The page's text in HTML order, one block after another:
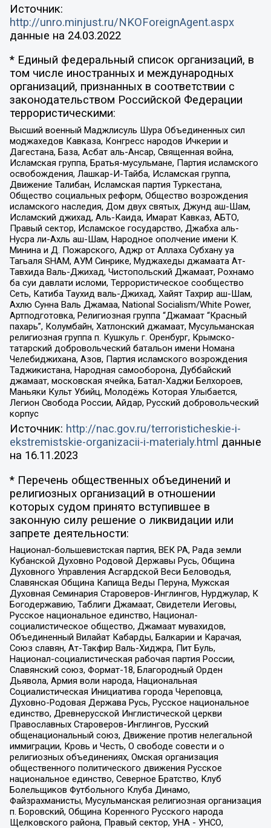
Источник:
http://unro.minjust.ru/NKOForeignAgent.aspx
данные на 24.03.2022
* Единый федеральный список организаций, в
том числе иностранных и международных
организаций, признанных в соответствии с
законодательством Российской Федерации
террористическими:
Высший военный Маджлисуль Шура Объединенных сил
моджахедов Кавказа, Конгресс народов Ичкерии и
Дагестана, База, Асбат аль-Ансар, Священная война,
Исламская группа, Братья-мусульмане, Партия исламского
освобождения, Лашкар-И-Тайба, Исламская группа,
Движение Талибан, Исламская партия Туркестана,
Общество социальных реформ, Общество возрождения
исламского наследия, Дом двух святых, Джунд аш-Шам,
Исламский джихад, Аль-Каида, Имарат Кавказ, АБТО,
Правый сектор, Исламское государство, Джабха аль-
Нусра ли-Ахль аш-Шам, Народное ополчение имени К.
Минина и Д. Пожарского, Аджр от Аллаха Субхану уа
Тагьаля SHAM, АУМ Синрике, Муджахеды джамаата Ат-
Тавхида Валь-Джихад, Чистопольский Джамаат, Рохнамо
ба суи давлати исломи, Террористическое сообщество
Сеть, Катиба Таухид валь-Джихад, Хайят Тахрир аш-Шам,
Ахлю Сунна Валь Джамаа, National Socialism/White Power,
Артподготовка, Религиозная группа “Джамаат “Красный
пахарь”, Колумбайн, Хатлонский джамаат, Мусульманская
религиозная группа п. Кушкуль г. Оренбург, Крымско-
татарский добровольческий батальон имени Номана
Челебиджихана, Азов, Партия исламского возрождения
Таджикистана, Народная самооборона, Дуббайский
джамаат, московская ячейка, Батал-Хаджи Белхороев,
Маньяки Культ Убийц, Молодёжь Которая Улыбается,
Легион Свобода России, Айдар, Русский добровольческий
корпус
Источник: http://nac.gov.ru/terroristicheskie-i-
ekstremistskie-organizacii-i-materialy.html данные
на 16.11.2023
* Перечень общественных объединений и
религиозных организаций в отношении
которых судом принято вступившее в
законную силу решение о ликвидации или
запрете деятельности:
Национал-большевистская партия, ВЕК РА, Рада земли
Кубанской Духовно Родовой Державы Русь, Община
Духовного Управления Асгардской Веси Беловодья,
Славянская Община Капища Веды Перуна, Мужская
Духовная Семинария Староверов-Инглингов, Нурджулар, К
Богодержавию, Таблиги Джамаат, Свидетели Иеговы,
Русское национальное единство, Национал-
социалистическое общество, Джамаат мувахидов,
Объединенный Вилайат Кабарды, Балкарии и Карачая,
Союз славян, Ат-Такфир Валь-Хиджра, Пит Буль,
Национал-социалистическая рабочая партия России,
Славянский союз, Формат-18, Благородный Орден
Дьявола, Армия воли народа, Национальная
Социалистическая Инициатива города Череповца,
Духовно-Родовая Держава Русь, Русское национальное
единство, Древнерусской Инглистической церкви
Православных Староверов-Инглингов, Русский
общенациональный союз, Движение против нелегальной
иммиграции, Кровь и Честь, О свободе совести и о
религиозных объединениях, Омская организация
общественного политического движения Русское
национальное единство, Северное Братство, Клуб
Болельщиков Футбольного Клуба Динамо,
Файзрахманисты, Мусульманская религиозная организация
п. Боровский, Община Коренного Русского народа
Щелковского района, Правый сектор, УНА - УНСО,